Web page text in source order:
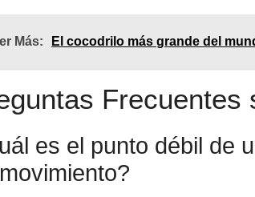
Más: El cocodrilo más grande del
Frecuentes
es el punto débil de